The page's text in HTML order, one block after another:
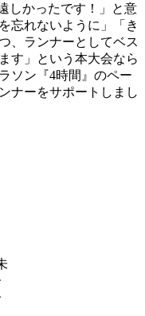
しかったです！」と意
忘れないように」「き
、ランナーとしてベス
す」という本大会なら
ソン『4時間』のペー
ナーをサポートしまし